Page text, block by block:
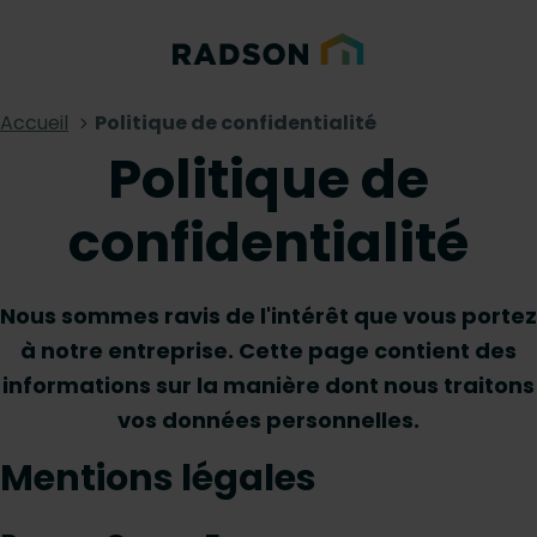
Accueil Politique de confidentialité
Politique de
confidentialité
Nous sommes ravis de l'intérêt que vous portez
à notre entreprise. Cette page contient des
informations sur la manière dont nous traitons
vos données personnelles.
Mentions légales